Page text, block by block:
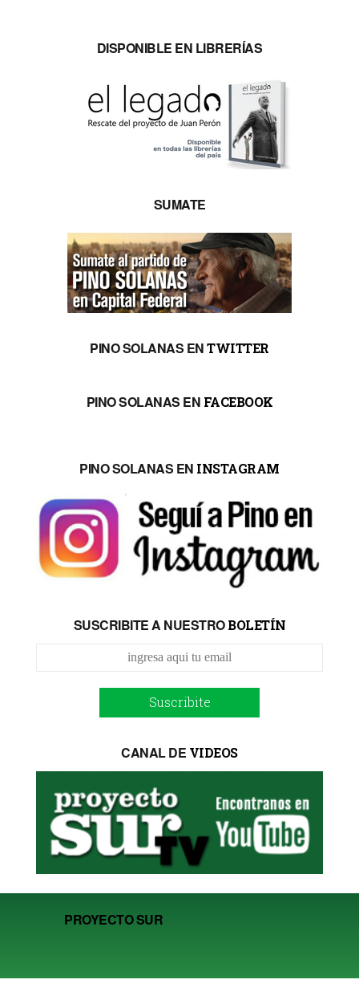
DISPONIBLE EN LIBRERÍAS
SUMATE
PINO SOLANAS ENTWITTER
PINO SOLANAS EN FACEBOOK
PINO SOLANAS EN INSTAGRAM
SUSCRIBITE A NUESTROBOLETÍN
Suscribite
CANAL DE VIDEOS
PROYECTO SUR